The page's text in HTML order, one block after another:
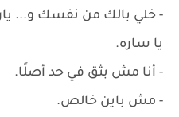
- خلي بالك من نفسك و...
يا ساره.
- أنا مش بثق في حد أصلًا.
- مش باين خالص.